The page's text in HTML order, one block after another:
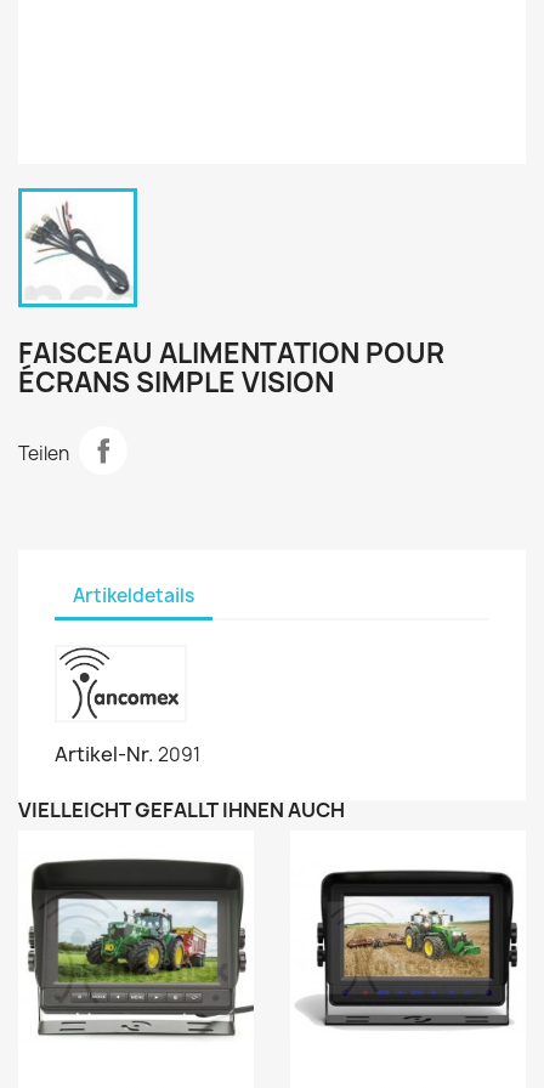
FAISCEAU ALIMENTATION POUR
ÉCRANS SIMPLE VISION
Teilen
Artikeldetails
Artikel-Nr. 2091
VIELLEICHT GEFÄLLT IHNEN AUCH